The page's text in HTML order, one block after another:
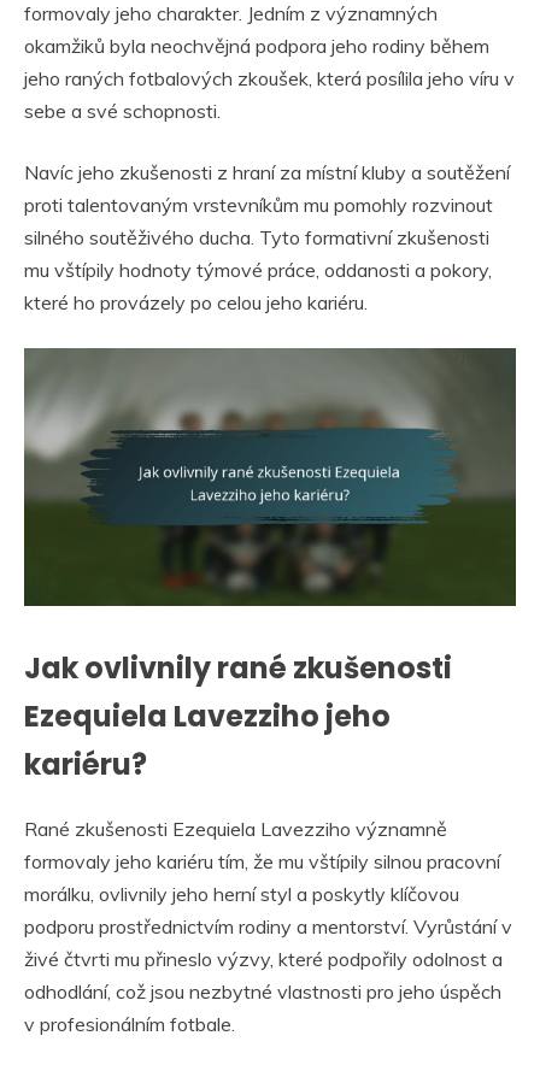
formovaly jeho charakter. Jedním z významných
okamžiků byla neochvějná podpora jeho rodiny během
jeho raných fotbalových zkoušek, která posílila jeho víru v
sebe a své schopnosti.
Navíc jeho zkušenosti z hraní za místní kluby a soutěžení
proti talentovaným vrstevníkům mu pomohly rozvinout
silného soutěživého ducha. Tyto formativní zkušenosti
mu vštípily hodnoty týmové práce, oddanosti a pokory,
které ho provázely po celou jeho kariéru.
Jak ovlivnily rané zkušenosti
Ezequiela Lavezziho jeho
kariéru?
Rané zkušenosti Ezequiela Lavezziho významně
formovaly jeho kariéru tím, že mu vštípily silnou pracovní
morálku, ovlivnily jeho herní styl a poskytly klíčovou
podporu prostřednictvím rodiny a mentorství. Vyrůstání v
živé čtvrti mu přineslo výzvy, které podpořily odolnost a
odhodlání, což jsou nezbytné vlastnosti pro jeho úspěch
v profesionálním fotbale.